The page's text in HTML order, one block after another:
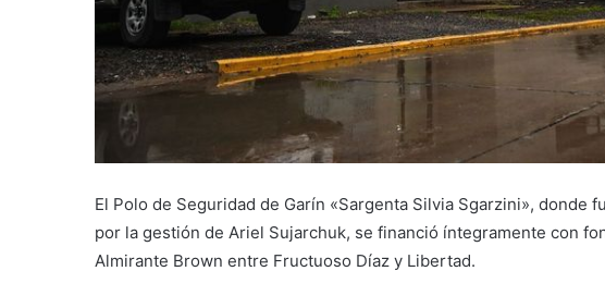
El Polo de Seguridad de Garín «Sargenta Silvia Sgarzini», donde
por la gestión de Ariel Sujarchuk, se financió íntegramente con
Almirante Brown entre Fructuoso Díaz y Libertad.